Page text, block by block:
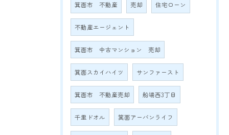
箕面市 不動産 売却 住宅ローン
不動産エージェント
箕面市 中古マンション 売却
箕面スカイハイツ サンファースト
箕面市 不動産売却 船場西3丁目
千里ドオル 箕面アーバンライフ